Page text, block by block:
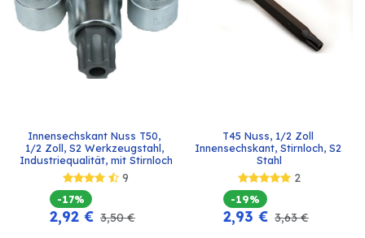
Innensechskant Nuss T50,
1/2 Zoll, S2 Werkzeugstahl,
Industriequalität, mit Stirnloch
9
-17%
2,92 € 3,50€
T45 Nuss, 1/2 Zoll
Innensechskant, Stirnloch, S2
Stahl
2
-19%
2,93 € 3,63€